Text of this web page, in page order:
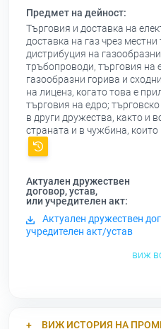
Предмет на дейност:
Търговия и доставка на
доставка на газ чрез
дистрибуция на
тръбопроводи, търговия на
газообразни горива и
на лиценз, когато това е
търговия на едро;
в други дружества, както и
страната и в чужбина,
Актуален дружествен
договор, устав,
или учредителен акт:
Актуален дружествен
учредителен акт/устав
виж
ВИЖ ИСТОРИЯ НА